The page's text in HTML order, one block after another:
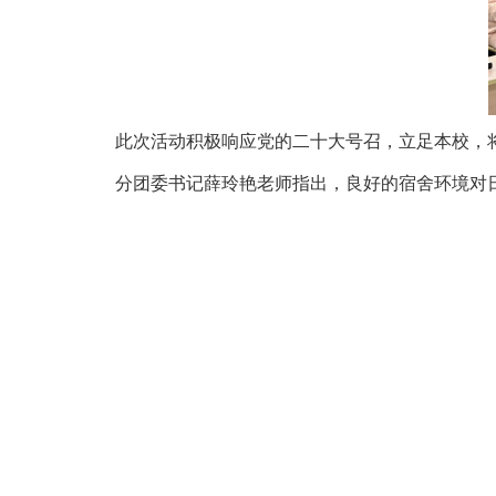
此次活动积极响应党的二十大号召，立足本校
分团委书记薛玲艳老师指出，良好的宿舍环境